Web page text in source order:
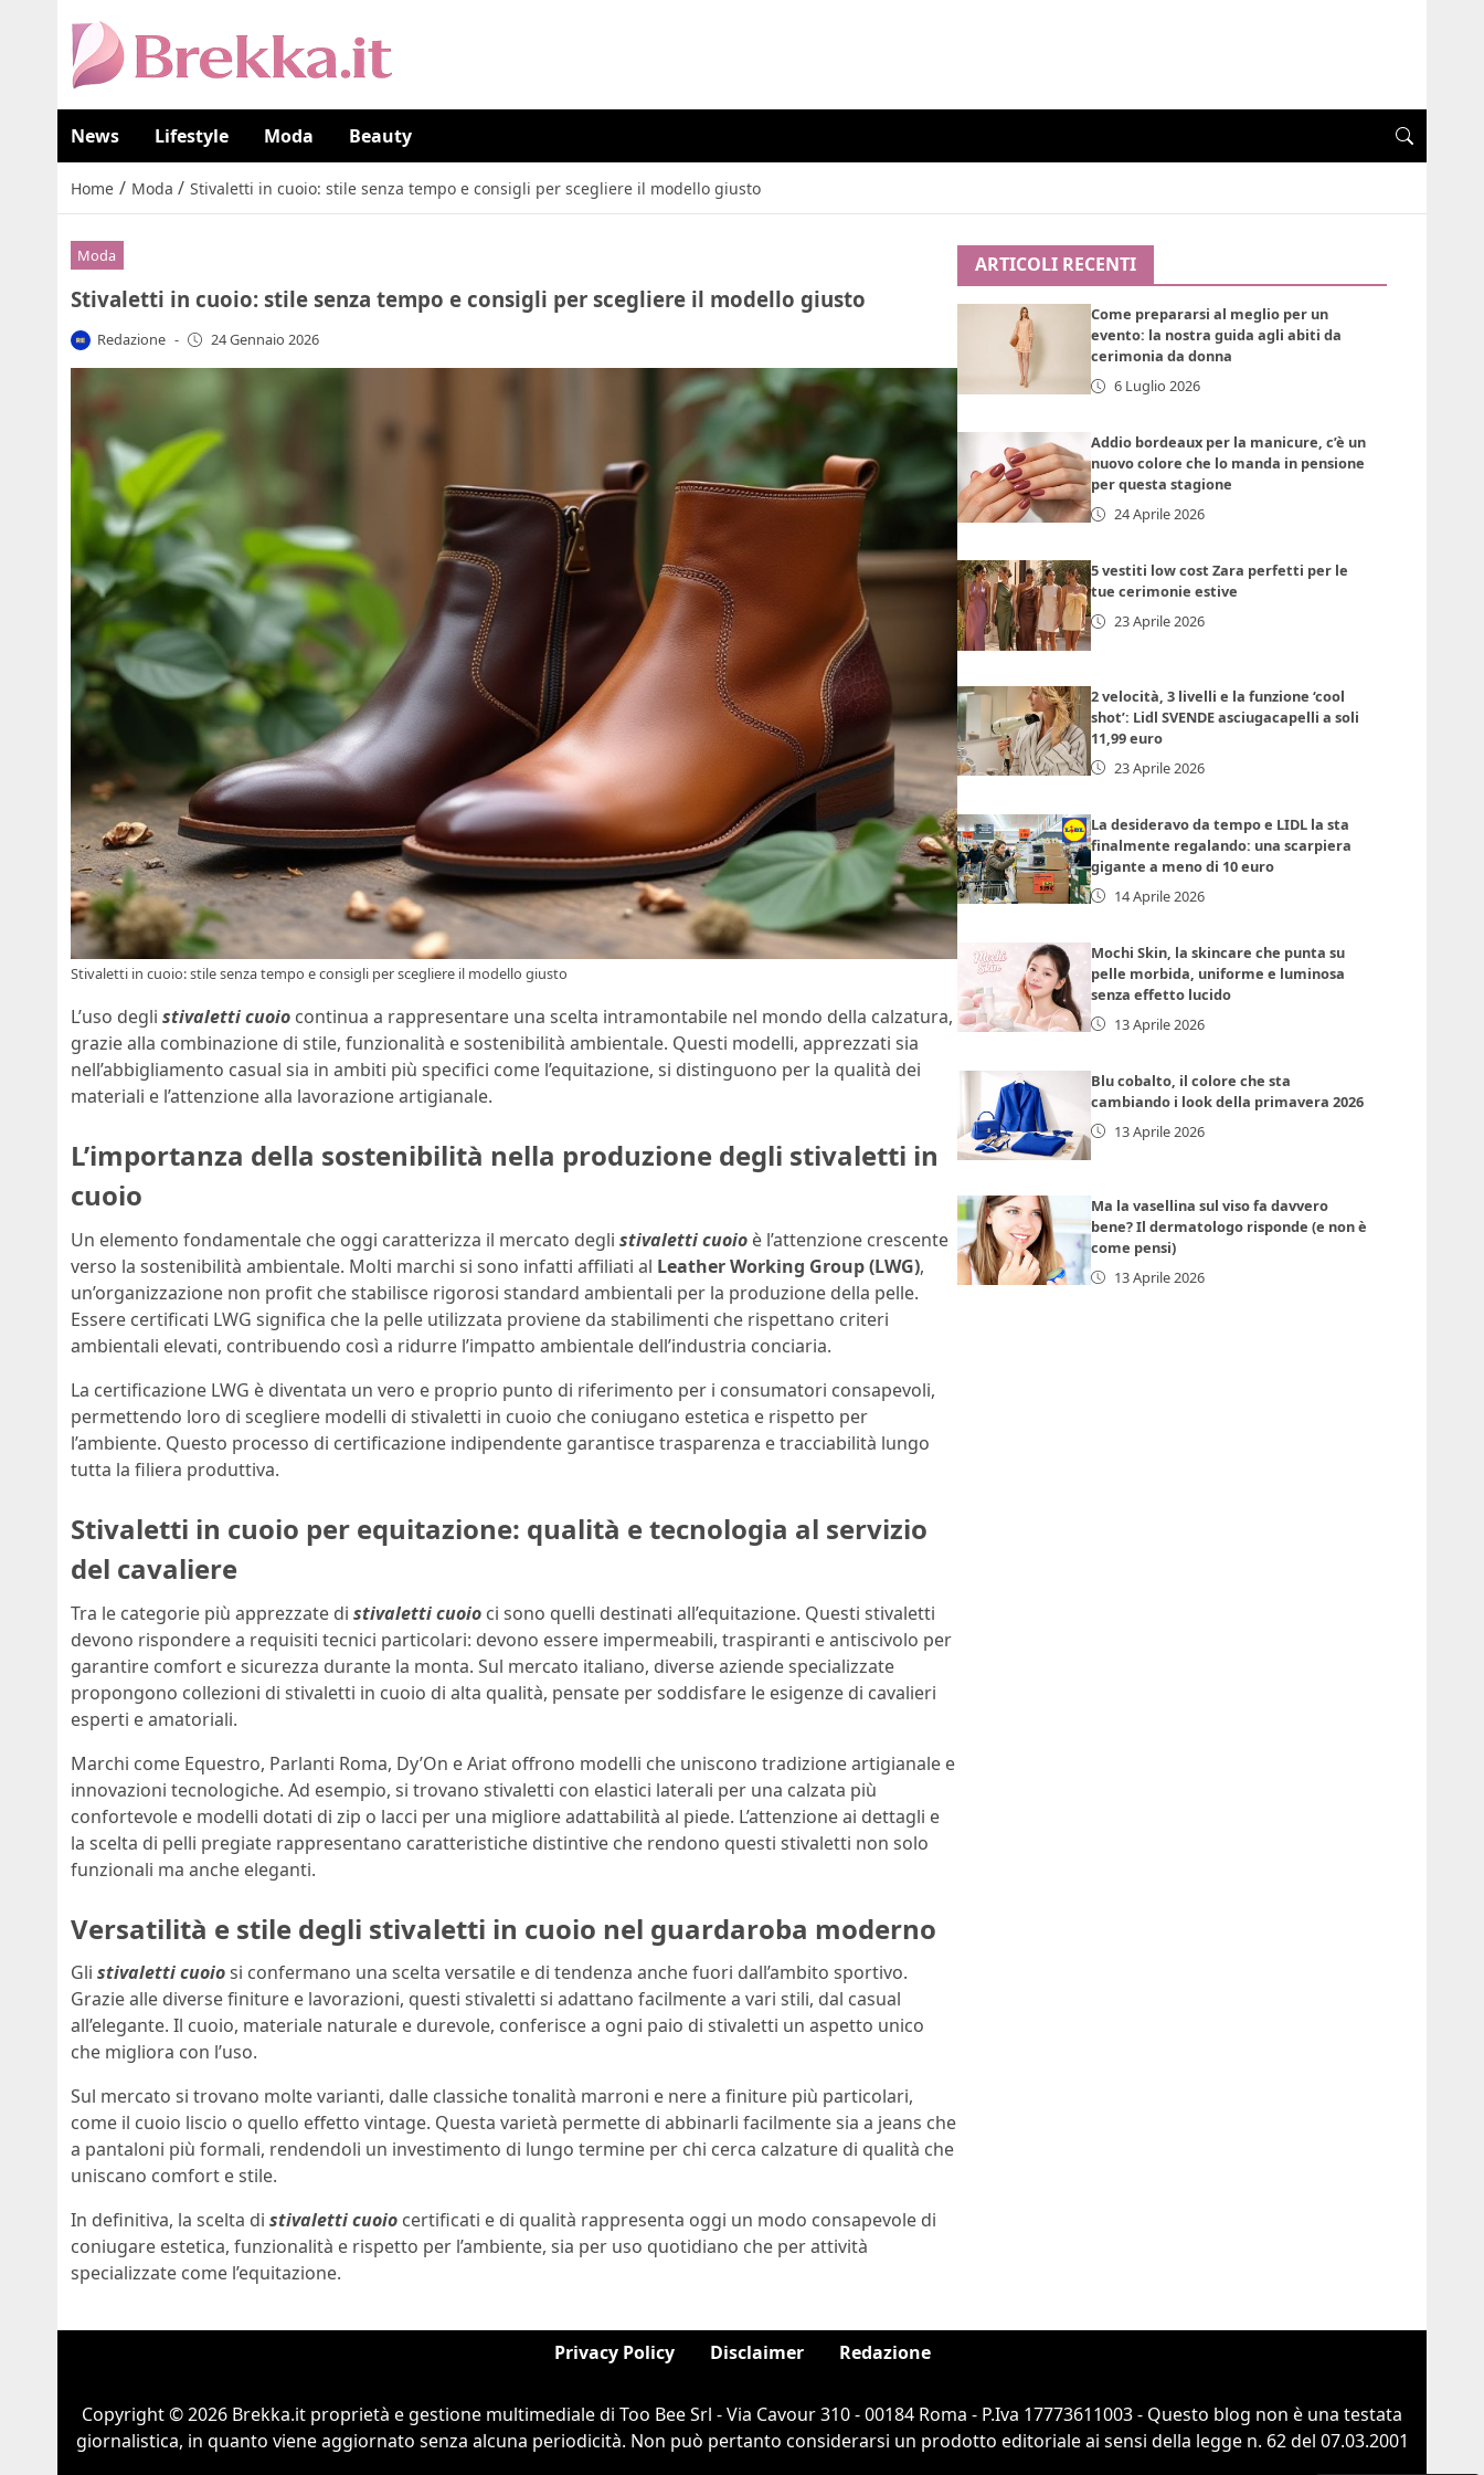
News Lifestyle Moda Beauty
Home / Moda / Stivaletti in cuoio: stile senza tempo e consigli per scegliere il modello giusto
Moda
Stivaletti in cuoio: stile senza tempo e consigli per scegliere il modello giusto
Redazione - 24 Gennaio 2026
Stivaletti in cuoio: stile senza tempo e consigli per scegliere il modello giusto
L’uso degli stivaletti cuoio continua a rappresentare una scelta intramontabile nel mondo della calzatura,
grazie alla combinazione di stile, funzionalità e sostenibilità ambientale. Questi modelli, apprezzati sia
nell’abbigliamento casual sia in ambiti più specifici come l’equitazione, si distinguono per la qualità dei
materiali e l’attenzione alla lavorazione artigianale.
L’importanza della sostenibilità nella produzione degli stivaletti in
cuoio
Un elemento fondamentale che oggi caratterizza il mercato degli stivaletti cuoio è l’attenzione crescente
verso la sostenibilità ambientale. Molti marchi si sono infatti affiliati al Leather Working Group (LWG),
un’organizzazione non profit che stabilisce rigorosi standard ambientali per la produzione della pelle.
Essere certificati LWG significa che la pelle utilizzata proviene da stabilimenti che rispettano criteri
ambientali elevati, contribuendo così a ridurre l’impatto ambientale dell’industria conciaria.
La certificazione LWG è diventata un vero e proprio punto di riferimento per i consumatori consapevoli,
permettendo loro di scegliere modelli di stivaletti in cuoio che coniugano estetica e rispetto per
l’ambiente. Questo processo di certificazione indipendente garantisce trasparenza e tracciabilità lungo
tutta la filiera produttiva.
Stivaletti in cuoio per equitazione: qualità e tecnologia al servizio
del cavaliere
Tra le categorie più apprezzate di stivaletti cuoio ci sono quelli destinati all’equitazione. Questi stivaletti
devono rispondere a requisiti tecnici particolari: devono essere impermeabili, traspiranti e antiscivolo per
garantire comfort e sicurezza durante la monta. Sul mercato italiano, diverse aziende specializzate
propongono collezioni di stivaletti in cuoio di alta qualità, pensate per soddisfare le esigenze di cavalieri
esperti e amatoriali.
Marchi come Equestro, Parlanti Roma, Dy’On e Ariat offrono modelli che uniscono tradizione artigianale e
innovazioni tecnologiche. Ad esempio, si trovano stivaletti con elastici laterali per una calzata più
confortevole e modelli dotati di zip o lacci per una migliore adattabilità al piede. L’attenzione ai dettagli e
la scelta di pelli pregiate rappresentano caratteristiche distintive che rendono questi stivaletti non solo
funzionali ma anche eleganti.
Versatilità e stile degli stivaletti in cuoio nel guardaroba moderno
Gli stivaletti cuoiosi confermano una scelta versatile e di tendenza anche fuori dall’ambito sportivo.
Grazie alle diverse finiture e lavorazioni, questi stivaletti si adattano facilmente a vari stili, dal casual
all’elegante. Il cuoio, materiale naturale e durevole, conferisce a ogni paio di stivaletti un aspetto unico
che migliora con l’uso.
Sul mercato si trovano molte varianti, dalle classiche tonalità marroni e nere a finiture più particolari,
come il cuoio liscio o quello effetto vintage. Questa varietà permette di abbinarli facilmente sia a jeans che
a pantaloni più formali, rendendoli un investimento di lungo termine per chi cerca calzature di qualità che
uniscano comfort e stile.
In definitiva, la scelta di stivaletti cuoio certificati e di qualità rappresenta oggi un modo consapevole di
coniugare estetica, funzionalità e rispetto per l’ambiente, sia per uso quotidiano che per attività
specializzate come l’equitazione.
ARTICOLI RECENTI
Come prepararsi al meglio per un
evento: la nostra guida agli abiti da
cerimonia da donna
6 Luglio 2026
Addio bordeaux per la manicure, c’è un
nuovo colore che lo manda in pensione
per questa stagione
24 Aprile 2026
5 vestiti low cost Zara perfetti per le
tue cerimonie estive
23 Aprile 2026
2 velocità, 3 livelli e la funzione ‘cool
shot’: Lidl SVENDE asciugacapelli a soli
11,99 euro
23 Aprile 2026
La desideravo da tempo e LIDL la sta
finalmente regalando: una scarpiera
gigante a meno di 10 euro
14 Aprile 2026
Mochi Skin, la skincare che punta su
pelle morbida, uniforme e luminosa
senza effetto lucido
13 Aprile 2026
Blu cobalto, il colore che sta
cambiando i look della primavera 2026
13 Aprile 2026
Ma la vasellina sul viso fa davvero
bene? Il dermatologo risponde (e non è
come pensi)
13 Aprile 2026
Privacy Policy Disclaimer Redazione
Copyright © 2026 Brekka.it proprietà e gestione multimediale di Too Bee Srl - Via Cavour 310 - 00184 Roma - P.Iva 17773611003 - Questo blog non è una testata
giornalistica, in quanto viene aggiornato senza alcuna periodicità. Non può pertanto considerarsi un prodotto editoriale ai sensi della legge n. 62 del 07.03.2001